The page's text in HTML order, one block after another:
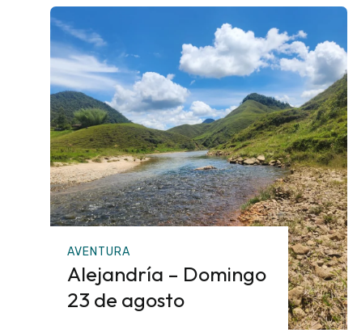
AVENTURA
Alejandría – Domingo
23 de agosto